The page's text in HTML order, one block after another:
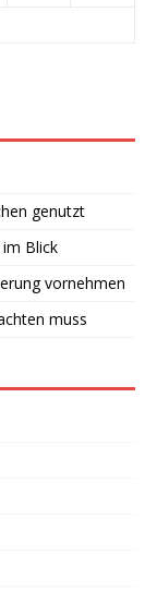
genutzt
Blick
vornehmen
muss